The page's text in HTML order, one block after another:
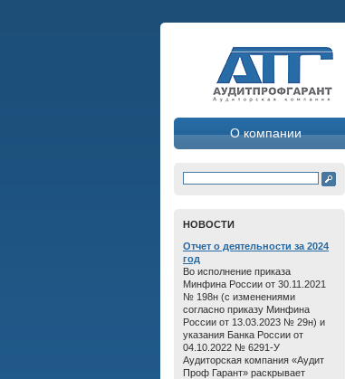
О компании
HОВОСТИ
Отчет о дeятельнoсти зa 2024
год
Во исполнение приказа
Минфина России от 30.11.2021
№ 198н (с изменениями
согласно приказу Минфина
России от 13.03.2023 № 29н) и
указания Банка России от
04.10.2022 № 6291-У
Аудиторская компания «Аудит
Проф Гарант» раскрывает